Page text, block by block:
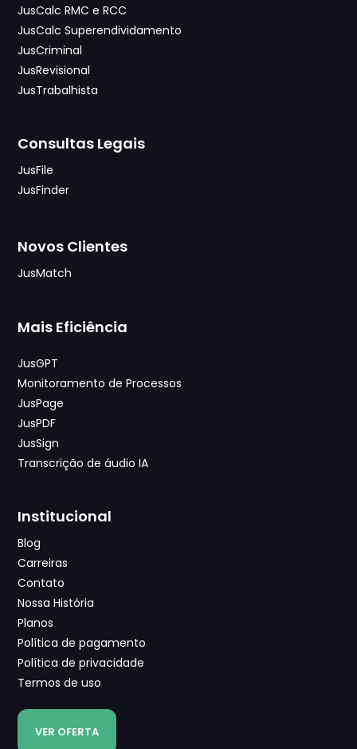
JusCalc RMC e RCC
JusCalc Superendividamento
JusCriminal
JusRevisional
JusTrabalhista
Consultas Legais
JusFile
JusFinder
Novos Clientes
JusMatch
Mais Eficiência
JusGPT
Monitoramento de Processos
JusPage
JusPDF
JusSign
Transcrição de áudio IA
Institucional
Blog
Carreiras
Contato
Nossa História
Planos
Política de pagamento
Política de privacidade
Termos de uso
VER OFERTA